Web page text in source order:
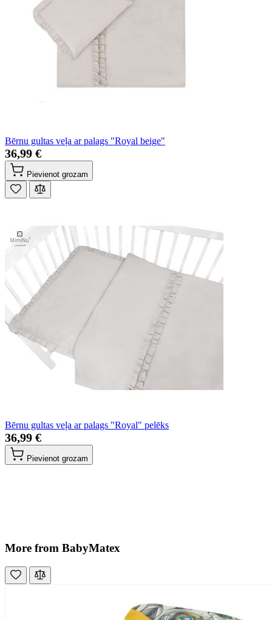
Bērnu gultas veļa ar palags "Royal beige"
36,99 €
Pievienot grozam
Bērnu gultas veļa ar palags "Royal" pelēks
36,99 €
Pievienot grozam
More from BabyMatex